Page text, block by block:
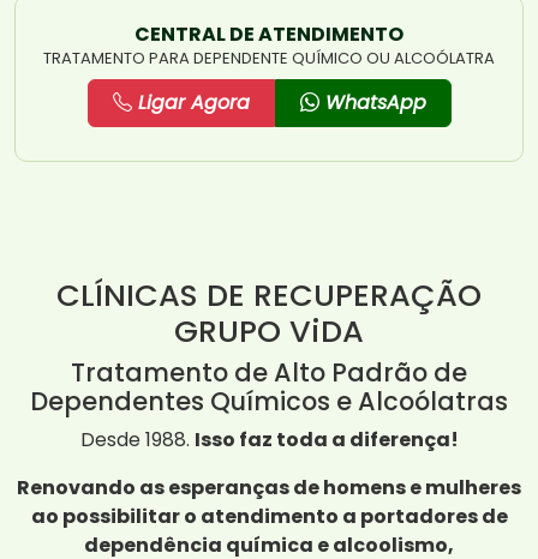
CENTRAL DE ATENDIMENTO
TRATAMENTO PARA DEPENDENTE QUÍMICO OU ALCOÓLATRA
Ligar Agora WhatsApp
CLÍNICAS DE RECUPERAÇÃO
GRUPO ViDA
Tratamento de Alto Padrão de
Dependentes Químicos e Alcoólatras
Desde 1988. Isso faz toda a diferença!
Renovando as esperanças de homens e mulheres
ao possibilitar o atendimento a portadores de
dependência química e alcoolismo,